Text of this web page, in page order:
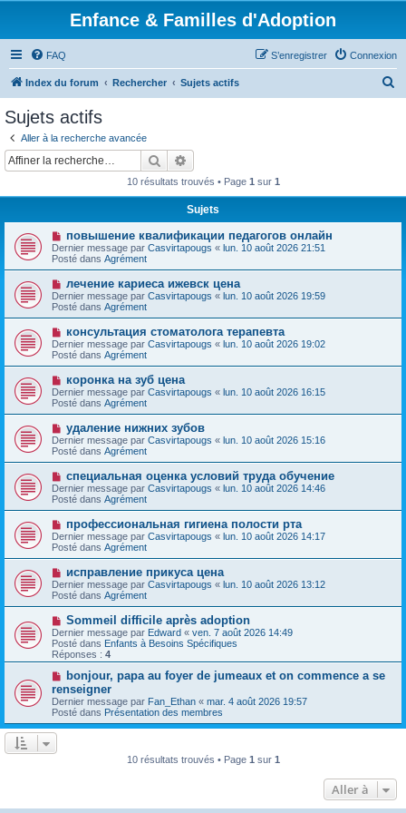
Enfance & Familles d'Adoption
FAQ Connexion
S’enregistrer
Index du forum Rechercher Sujets actifs
Sujets actifs
Aller à la recherche avancée
Rechercher
10 résultats trouvés • Page 1 sur 1
Sujets
N
o
u
v
a
u
m
e
s
s
a
g
повышение квалификации педагогов онлайн
Dernier message par Casvirtapougs « lun. 10 août 2026 21:51
Posté dans Agrément
N
o
u
v
a
u
m
e
s
s
a
g
лечение кариеса ижевск цена
Dernier message par Casvirtapougs « lun. 10 août 2026 19:59
Posté dans Agrément
N
o
u
v
a
u
m
e
s
s
a
g
консультация стоматолога терапевта
Dernier message par Casvirtapougs « lun. 10 août 2026 19:02
Posté dans Agrément
N
o
u
v
a
u
m
e
s
s
a
g
коронка на зуб цена
Dernier message par Casvirtapougs « lun. 10 août 2026 16:15
Posté dans Agrément
N
o
u
v
a
u
m
e
s
s
a
g
удаление нижних зубов
Dernier message par Casvirtapougs « lun. 10 août 2026 15:16
Posté dans Agrément
N
o
u
v
a
u
m
e
s
s
a
g
e
специальная оценка условий труда обучение
Dernier message par Casvirtapougs « lun. 10 août 2026 14:46
Posté dans Agrément
N
o
u
v
a
u
m
e
s
s
a
g
e
профессиональная гигиена полости рта
Dernier message par Casvirtapougs « lun. 10 août 2026 14:17
Posté dans Agrément
N
o
u
v
e
a
u
m
e
s
a
g
e
исправление прикуса цена
Dernier message par Casvirtapougs « lun. 10 août 2026 13:12
Posté dans Agrément
N
o
u
v
e
a
u
m
e
s
s
Sommeil difficile après adoption
Dernier message par Edward « ven. 7 août 2026 14:49
Posté dans Enfants à Besoins Spécifiques
Réponses : 4
N
u
v
e
a
bonjour, papa au foyer de jumeaux et on commence a se
renseigner
Dernier message par Fan_Ethan « mar. 4 août 2026 19:57
Posté dans Présentation des membres
10 résultats trouvés • Page 1 sur 1
Aller à